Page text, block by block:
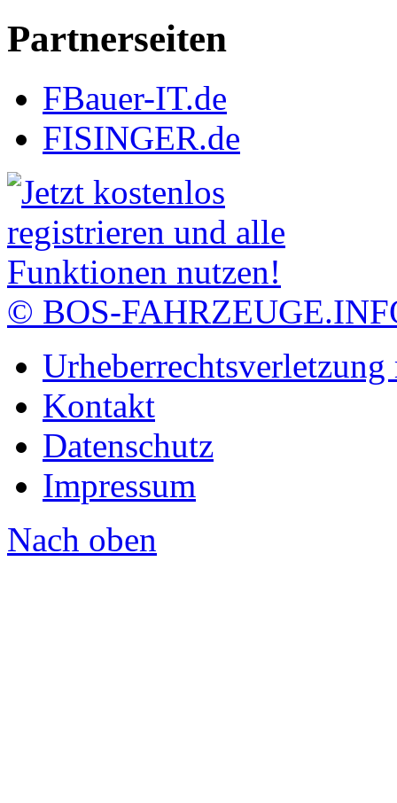
Partnerseiten
FBauer-IT.de
FISINGER.de
© BOS-
Urheberrechtsverletzung
Kontakt
Datenschutz
Impressum
Nach oben